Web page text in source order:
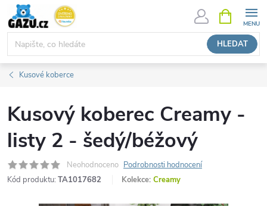
Přejít
obsah
HLEDAT
NÁKUPNÍ
KOŠÍK
Kusové koberce
Kusový koberec Creamy -
listy 2 - šedý/béžový
Neohodnoceno Podrobnosti hodnocení
Kód produktu: TA1017682 Kolekce: Creamy